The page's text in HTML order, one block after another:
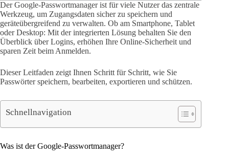
Der Google-Passwortmanager ist für viele Nutzer das zentrale
Werkzeug, um Zugangsdaten sicher zu speichern und
geräteübergreifend zu verwalten. Ob am Smartphone, Tablet
oder Desktop: Mit der integrierten Lösung behalten Sie den
Überblick über Logins, erhöhen Ihre Online-Sicherheit und
sparen Zeit beim Anmelden.
Dieser Leitfaden zeigt Ihnen Schritt für Schritt, wie Sie
Passwörter speichern, bearbeiten, exportieren und schützen.
Schnellnavigation
Was ist der Google-Passwortmanager?